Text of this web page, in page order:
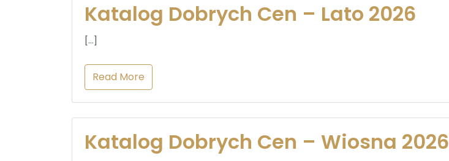
Katalog Dobrych Cen – Lato 2026
[…]
Read More
Katalog Dobrych Cen – Wiosna 2026